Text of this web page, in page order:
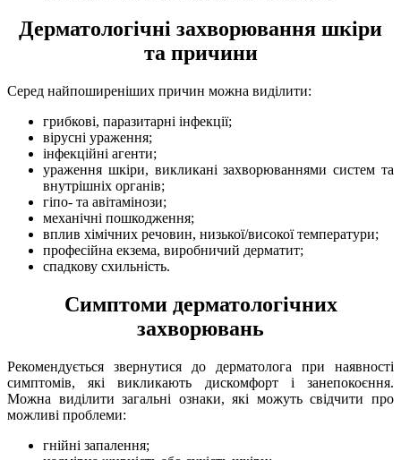
Дерматологічні захворювання шкіри
та причини
Серед найпоширеніших причин можна виділити:
грибкові, паразитарні інфекції;
вірусні ураження;
інфекційні агенти;
ураження шкіри, викликані захворюваннями систем та
внутрішніх органів;
гіпо- та авітамінози;
механічні пошкодження;
вплив хімічних речовин, низької/високої температури;
професійна екзема, виробничий дерматит;
спадкову схильність.
Симптоми дерматологічних
захворювань
Рекомендується звернутися до дерматолога при наявності
симптомів, які викликають дискомфорт і занепокоєння.
Можна виділити загальні ознаки, які можуть свідчити про
можливі проблеми:
гнійні запалення;